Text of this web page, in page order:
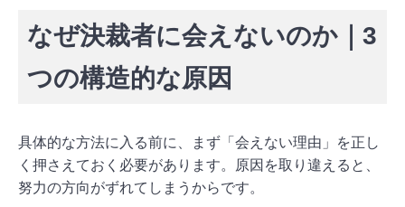
なぜ決裁者に会えないのか｜3
つの構造的な原因
具体的な方法に入る前に、まず「会えない理由」を正し
く押さえておく必要があります。原因を取り違えると、
努力の方向がずれてしまうからです。